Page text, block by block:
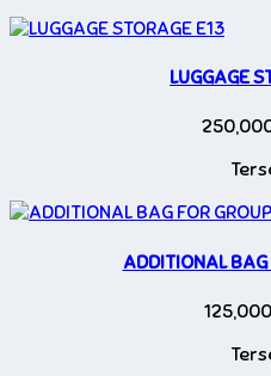
LUGGAGE
ADDITIONAL